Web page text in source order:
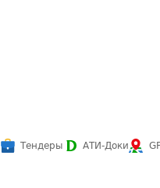
Тендеры АТИ-Доки